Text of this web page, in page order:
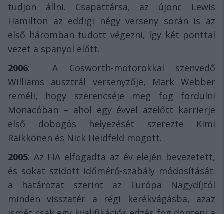
tudjon állni. Csapattársa, az újonc Lewis
Hamilton az eddigi négy verseny során is az
első háromban tudott végezni, így két ponttal
vezet a spanyol előtt.
2006: A Cosworth-motorokkal szenvedő
Williams ausztrál versenyzője, Mark Webber
reméli, hogy szerencséje meg fog fordulni
Monacóban – ahol egy évvel azelőtt karrierje
első dobogós helyezését szerezte Kimi
Raikkönen és Nick Heidfeld mögött.
2005: Az FIA elfogadta az év elején bevezetett,
és sokat szidott időmérő-szabály módosítását:
a határozat szerint az Európa Nagydíjtól
minden visszatér a régi kerékvágásba, azaz